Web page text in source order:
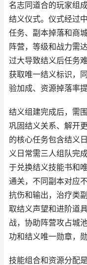
名志同道合的玩家组
结义仪式。仪式经过
任务、副本掉落和商
阵营，等级和战力需
过大导致结义后任务
获取唯一结义标识，
验加成、资源掉落率
结义组建完成后，需
巩固结义关系、解开
的核心任务包含结义
义日常需三人组队完
于兑换结义技能书和
通关，不同副本对应
抗伤和输出，治疗类
取结义声望和进阶道
战，协助阵营攻占城
功和结义唯一勋章，
技能组合和资源分配